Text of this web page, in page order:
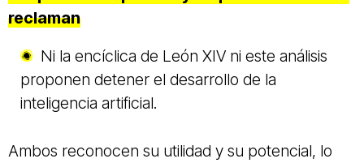
reclaman
Ni la encíclica de León XIV ni este análisis
proponen detener el desarrollo de la
inteligencia artificial.
Ambos reconocen su utilidad y su potencial, lo